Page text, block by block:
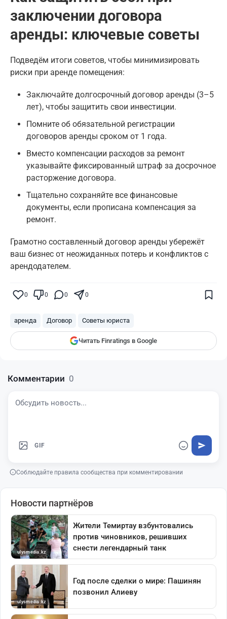
заключении договора
аренды: ключевые советы
Подведём итоги советов, чтобы минимизировать
риски при аренде помещения:
Заключайте долгосрочный договор аренды (3–5
лет), чтобы защитить свои инвестиции.
Помните об обязательной регистрации
договоров аренды сроком от 1 года.
Вместо компенсации расходов за ремонт
указывайте фиксированный штраф за досрочное
расторжение договора.
Тщательно сохраняйте все финансовые
документы, если прописана компенсация за
ремонт.
Грамотно составленный договор аренды убережёт
ваш бизнес от неожиданных потерь и конфликтов с
арендодателем.
0 0 0 0
аренда Договор Советы юриста
Читать Finratings в Google
показываться вам
Комментарии 0
GIF
Соблюдайте правила сообщества при комментировании